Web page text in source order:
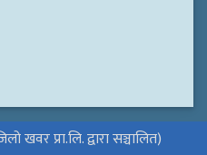
प्रा.लि. द्वारा सञ्चालित)